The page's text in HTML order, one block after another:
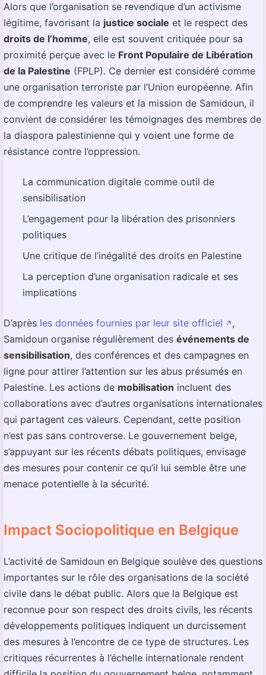
Alors que l’organisation se revendique d’un activisme
légitime, favorisant la justice sociale et le respect des
droits de l’homme, elle est souvent critiquée pour sa
proximité perçue avec le Front Populaire de Libération
de la Palestine (FPLP). Ce dernier est considéré comme
une organisation terroriste par l’Union européenne. Afin
de comprendre les valeurs et la mission de Samidoun, il
convient de considérer les témoignages des membres de
la diaspora palestinienne qui y voient une forme de
résistance contre l’oppression.
La communication digitale comme outil de
sensibilisation
L’engagement pour la libération des prisonniers
politiques
Une critique de l’inégalité des droits en Palestine
La perception d’une organisation radicale et ses
implications
D’après les données fournies par leur site officiel ↗️ ,
Samidoun organise régulièrement des événements de
sensibilisation, des conférences et des campagnes en
ligne pour attirer l’attention sur les abus présumés en
Palestine. Les actions de mobilisation incluent des
collaborations avec d’autres organisations internationales
qui partagent ces valeurs. Cependant, cette position
n’est pas sans controverse. Le gouvernement belge,
s’appuyant sur les récents débats politiques, envisage
des mesures pour contenir ce qu’il lui semble être une
menace potentielle à la sécurité.
Impact Sociopolitique en Belgique
L’activité de Samidoun en Belgique soulève des questions
importantes sur le rôle des organisations de la société
civile dans le débat public. Alors que la Belgique est
reconnue pour son respect des droits civils, les récents
développements politiques indiquent un durcissement
des mesures à l’encontre de ce type de structures. Les
critiques récurrentes à l’échelle internationale rendent